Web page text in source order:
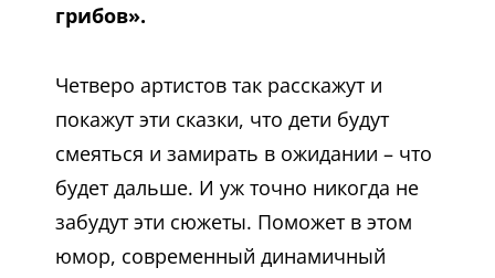
грибов».
Четверо артистов так расскажут и
покажут эти сказки, что дети будут
смеяться и замирать в ожидании – что
будет дальше. И уж точно никогда не
забудут эти сюжеты. Поможет в этом
юмор, современный динамичный